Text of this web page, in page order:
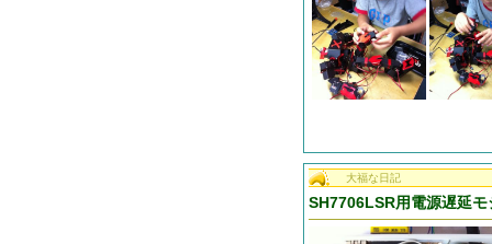
大福な日記
SH7706LSR用電源遅延